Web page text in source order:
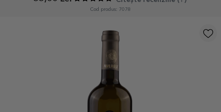
Cod produs: 7078